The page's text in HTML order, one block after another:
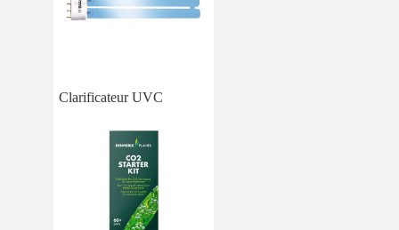
Clarificateur UVC